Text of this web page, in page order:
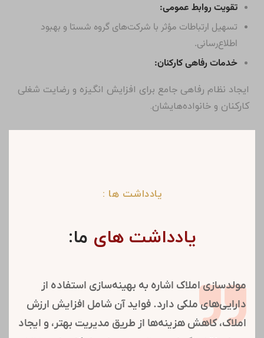
تقویت روابط عمومی:
تسهیل ارتباطات مؤثر با شرکت‌های گروه شستا و بهبود
اطلاع‌رسانی.
خدمات رفاهی کارکنان:
ایجاد نظام رفاهی جامع برای افزایش انگیزه و رضایت شغلی
کارکنان و خانواده‌هایشان.
یادداشت ها :
یادداشت های ما:
مولدسازی املاک اشاره به بهینه‌سازی استفاده از
دارایی‌های ملکی دارد. فواید آن شامل افزایش ارزش
املاک، کاهش هزینه‌ها از طریق مدیریت بهتر، و ایجاد